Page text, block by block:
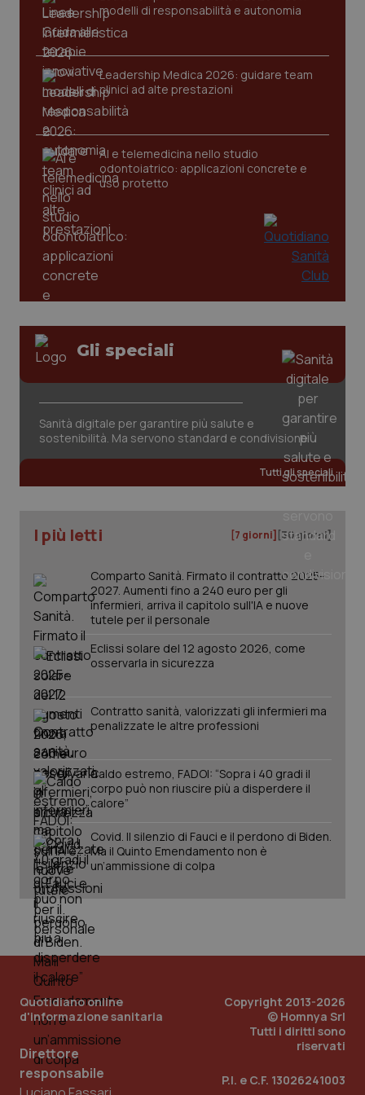
modelli di responsabilità e autonomia
Leadership Medica 2026: guidare team
clinici ad alte prestazioni
AI e telemedicina nello studio
odontoiatrico: applicazioni concrete e
uso protetto
Gli speciali
Sanità digitale per garantire più salute e
sostenibilità. Ma servono standard e condivisione
Tutti gli speciali
I più letti [7 giorni] [30 giorni]
Comparto Sanità. Firmato il contratto 2025-
2027. Aumenti fino a 240 euro per gli
infermieri, arriva il capitolo sull'IA e nuove
tutele per il personale
Eclissi solare del 12 agosto 2026, come
osservarla in sicurezza
Contratto sanità, valorizzati gli infermieri ma
penalizzate le altre professioni
Caldo estremo, FADOI: “Sopra i 40 gradi il
corpo può non riuscire più a disperdere il
calore”
Covid. Il silenzio di Fauci e il perdono di Biden.
Ma il Quinto Emendamento non è
un’ammissione di colpa
Quotidiano online
d'informazione sanitaria
Direttore
responsabile
Copyright 2013-2026
© Homnya Srl
Tutti i diritti sono
riservati
P.I. e C.F. 13026241003
.youtube.com
CookieScriptConsent
www.quotidianosanita.it
www.quotidianosanita.it
2
session-id
_ga
Google LLC
PHPSESSID
www.quotidianosanita.it